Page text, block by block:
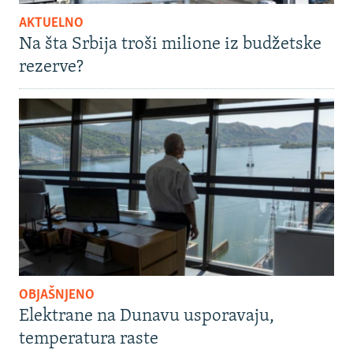
AKTUELNO
Na šta Srbija troši milione iz budžetske
rezerve?
OBJAŠNJENO
Elektrane na Dunavu usporavaju,
temperatura raste